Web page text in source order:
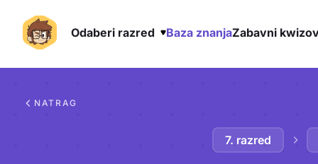
Odaberi razred Baza znanjaZabavni
NATRAG
7. razred